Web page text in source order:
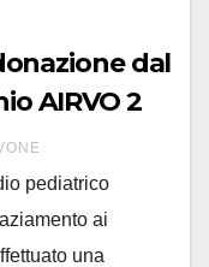
dal
AIRVO 2
pediatrico
ai
una